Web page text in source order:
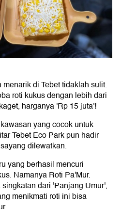
di Tebet tidaklah sulit.
roti kukus dengan lebih dari
harganya 'Rp 15 juta'!
yang cocok untuk
Tebet Eco Park pun hadir
dilewatkan.
yang berhasil mencuri
Namanya Roti Pa'Mur.
dari 'Panjang Umur',
menikmati roti ini bisa